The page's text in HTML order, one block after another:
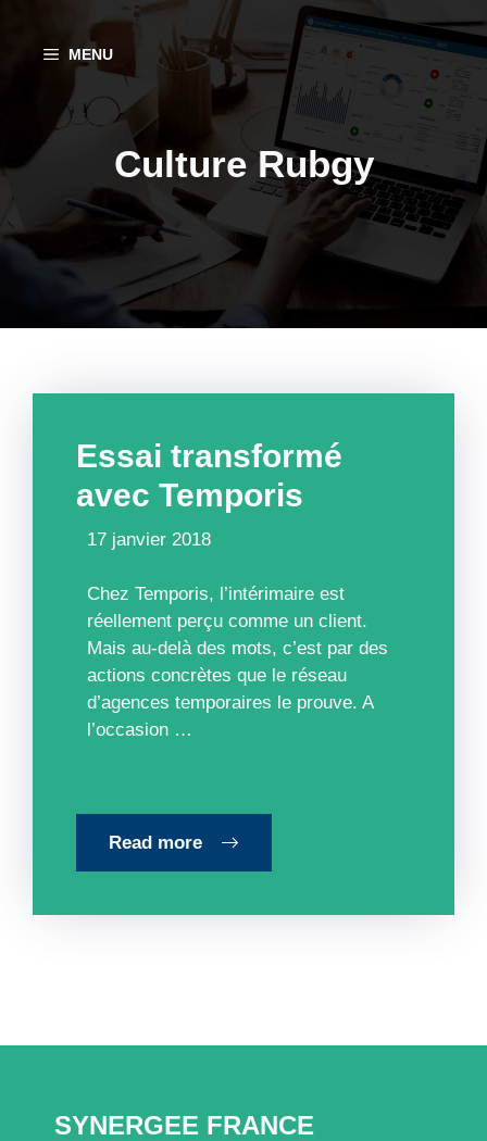
contenu
MENU
Culture Rubgy
Essai transformé
avec Temporis
17 janvier 2018
Chez Temporis, l’intérimaire est
réellement perçu comme un client.
Mais au-delà des mots, c’est par des
actions concrètes que le réseau
d’agences temporaires le prouve. A
l’occasion …
Read more
SYNERGEE FRANCE